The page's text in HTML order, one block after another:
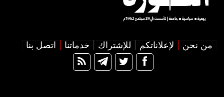
من نحن لإعلاناتكم للإشتراك خدماتنا اتصل بنا